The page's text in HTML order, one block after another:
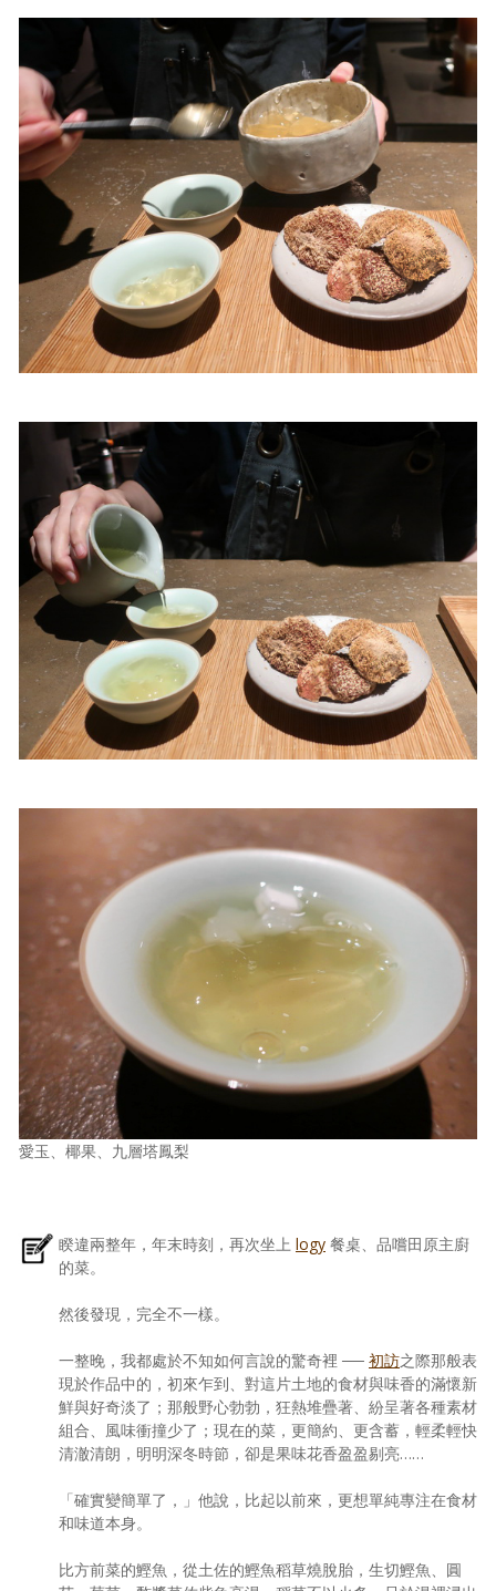
愛玉、椰果、九層塔鳳梨
睽違兩整年，年末時刻，再次坐上 logy 餐桌、品嚐田原主廚
的菜。
然後發現，完全不一樣。
一整晚，我都處於不知如何言說的驚奇裡 ── 初訪之際那般表
現於作品中的，初來乍到、對這片土地的食材與味香的滿懷新
鮮與好奇淡了；那般野心勃勃，狂熱堆疊著、紛呈著各種素材
組合、風味衝撞少了；現在的菜，更簡約、更含蓄，輕柔輕快
清澈清朗，明明深冬時節，卻是果味花香盈盈剔亮……
「確實變簡單了，」他說，比起以前來，更想單純專注在食材
和味道本身。
比方前菜的鰹魚，從土佐的鰹魚稻草燒脫胎，生切鰹魚、圓